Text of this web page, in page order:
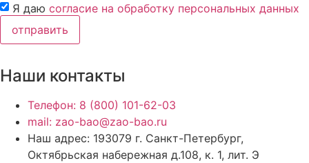
Я даю согласие на обработку персональных данных
отправить
Наши контакты
Телефон: 8 (800) 101-62-03
mail: zao-bao@zao-bao.ru
Наш адрес: 193079 г. Санкт-Петербург,
Октябрьская набережная д.108, к. 1, лит. Э